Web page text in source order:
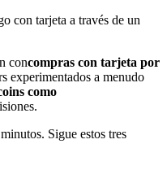
información comercial, etc.
con tarjeta a través de un
concompras con tarjeta por
experimentados a menudo
como
Sigue estos tres